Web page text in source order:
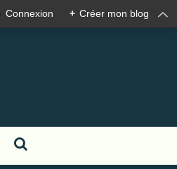
Connexion + Créer mon blog